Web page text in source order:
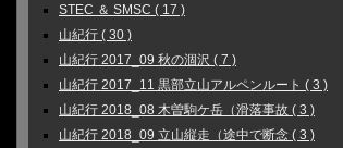
STEC ＆ SMSC ( 17 )
山紀行 ( 30 )
山紀行 2017_09 秋の涸沢 ( 7 )
山紀行 2017_11 黒部立山アルペンルート ( 3 )
山紀行 2018_08 木曽駒ケ岳（滑落事故 ( 3 )
山紀行 2018_09 立山縦走（途中で断念 ( 3 )